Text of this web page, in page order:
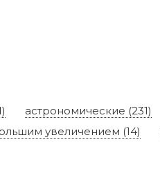
астрономические (231)
увеличением (14)